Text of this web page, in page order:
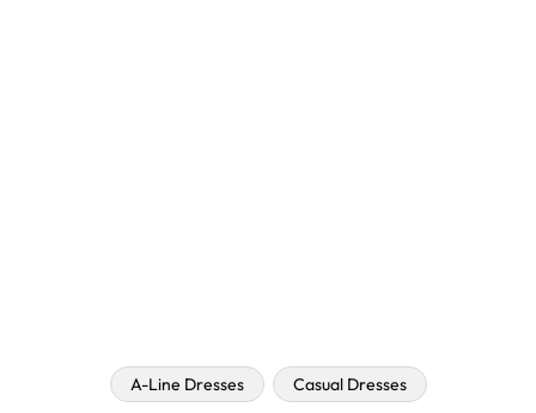
A-Line Dresses Casual Dresses